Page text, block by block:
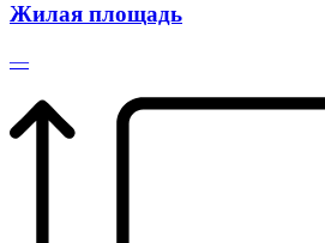
Жилая площадь
—